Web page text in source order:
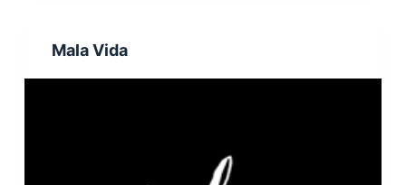
Mala Vida